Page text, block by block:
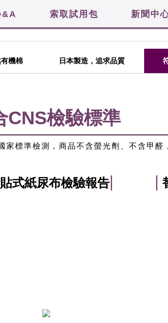
索取試用包 新聞中
機棉 日本製造，追求品質
CNS檢驗標準
標準檢測，商品不含螢光劑、不含甲醛
式紙尿布檢驗報告| |